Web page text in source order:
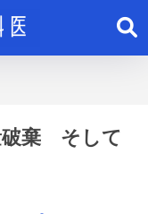
棄 そして